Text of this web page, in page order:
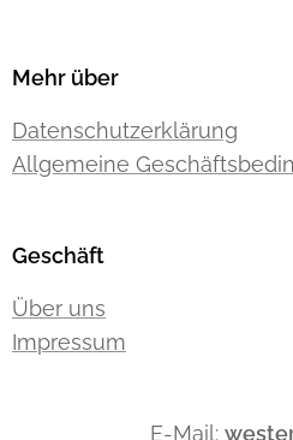
Mehr über
Datenschutzerklärung
Allgemeine
Geschäft
Über uns
Impressum
E-Mail: